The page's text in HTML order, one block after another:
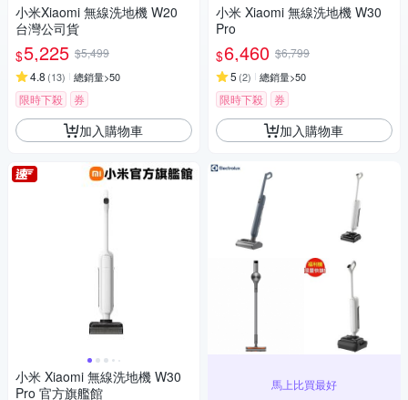
小米Xiaomi 無線洗地機 W20
台灣公司貨
$5,225 $5,499
4.8 (13) 總銷量>50
限時下殺 券
加入購物車
小米 Xiaomi 無線洗地機 W30
Pro 官方旗艦館
小米 Xiaomi 無線洗地機 W30
Pro
$6,460 $6,799
5 (2) 總銷量>50
限時下殺 券
加入購物車
馬上比買最好